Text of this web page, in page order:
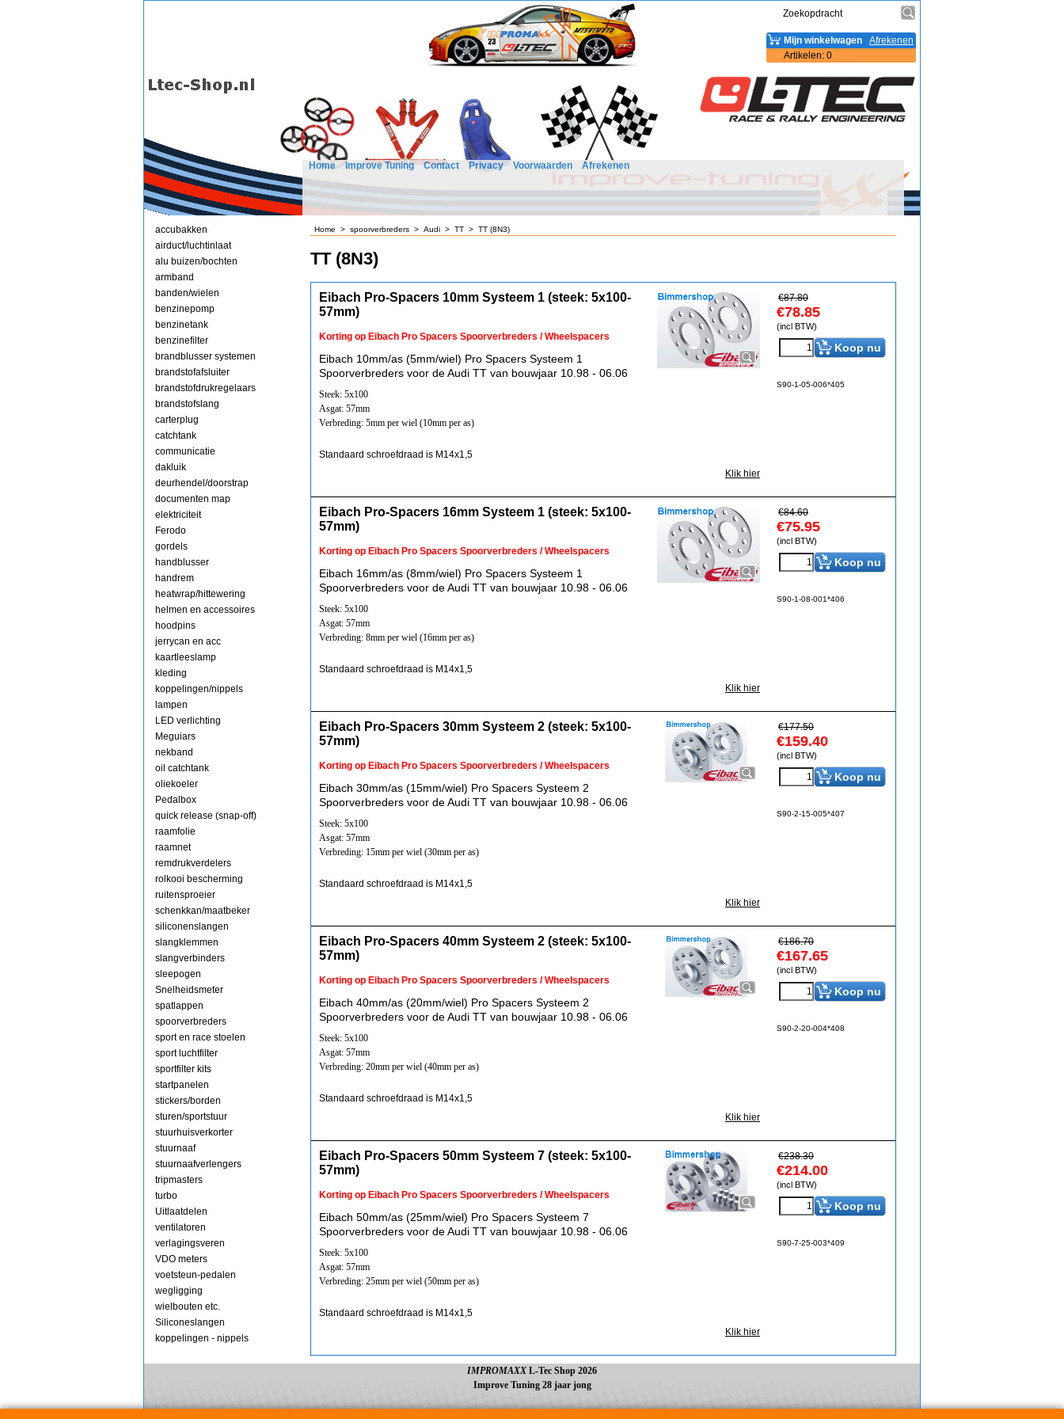
Afrekenen
Mijn winkelwagen
Artikelen: 0
Home Improve Tuning Contact Privacy Voorwaarden Afrekenen
accubakken
airduct/luchtinlaat
alu buizen/bochten
armband
banden/wielen
benzinepomp
benzinetank
benzinefilter
brandblusser systemen
brandstofafsluiter
brandstofdrukregelaars
brandstofslang
carterplug
catchtank
communicatie
dakluik
deurhendel/doorstrap
documenten map
elektriciteit
Ferodo
gordels
handblusser
handrem
heatwrap/hittewering
helmen en accessoires
hoodpins
jerrycan en acc
kaartleeslamp
kleding
koppelingen/nippels
lampen
LED verlichting
Meguiars
nekband
oil catchtank
oliekoeler
Pedalbox
quick release (snap-off)
raamfolie
raamnet
remdrukverdelers
rolkooi bescherming
ruitensproeier
schenkkan/maatbeker
siliconenslangen
slangklemmen
slangverbinders
sleepogen
Snelheidsmeter
spatlappen
spoorverbreders
sport en race stoelen
sport luchtfilter
sportfilter kits
startpanelen
stickers/borden
sturen/sportstuur
stuurhuisverkorter
stuurnaaf
stuurnaafverlengers
tripmasters
turbo
Uitlaatdelen
ventilatoren
verlagingsveren
VDO meters
voetsteun-pedalen
wegligging
wielbouten etc.
Siliconeslangen
koppelingen - nippels
Home > spoorverbreders > Audi > TT > TT (8N3)
TT (8N3)
€87.80
€78.85
(incl BTW)
Koop nu
S90-1-05-006*405
Eibach Pro-Spacers 10mm Systeem 1 (steek: 5x100-
57mm)
Korting op Eibach Pro Spacers Spoorverbreders / Wheelspacers
Eibach 10mm/as (5mm/wiel) Pro Spacers Systeem 1
Spoorverbreders voor de Audi TT van bouwjaar 10.98 - 06.06
Steek: 5x100
Asgat: 57mm
Verbreding: 5mm per wiel (10mm per as)
Standaard schroefdraad is M14x1,5
Klik hier
€84.60
€75.95
(incl BTW)
Koop nu
S90-1-08-001*406
Eibach Pro-Spacers 16mm Systeem 1 (steek: 5x100-
57mm)
Korting op Eibach Pro Spacers Spoorverbreders / Wheelspacers
Eibach 16mm/as (8mm/wiel) Pro Spacers Systeem 1
Spoorverbreders voor de Audi TT van bouwjaar 10.98 - 06.06
Steek: 5x100
Asgat: 57mm
Verbreding: 8mm per wiel (16mm per as)
Standaard schroefdraad is M14x1,5
Klik hier
€177.50
€159.40
(incl BTW)
Koop nu
S90-2-15-005*407
Eibach Pro-Spacers 30mm Systeem 2 (steek: 5x100-
57mm)
Korting op Eibach Pro Spacers Spoorverbreders / Wheelspacers
Eibach 30mm/as (15mm/wiel) Pro Spacers Systeem 2
Spoorverbreders voor de Audi TT van bouwjaar 10.98 - 06.06
Steek: 5x100
Asgat: 57mm
Verbreding: 15mm per wiel (30mm per as)
Standaard schroefdraad is M14x1,5
Klik hier
€186.70
€167.65
(incl BTW)
Koop nu
S90-2-20-004*408
Eibach Pro-Spacers 40mm Systeem 2 (steek: 5x100-
57mm)
Korting op Eibach Pro Spacers Spoorverbreders / Wheelspacers
Eibach 40mm/as (20mm/wiel) Pro Spacers Systeem 2
Spoorverbreders voor de Audi TT van bouwjaar 10.98 - 06.06
Steek: 5x100
Asgat: 57mm
Verbreding: 20mm per wiel (40mm per as)
Standaard schroefdraad is M14x1,5
Klik hier
€238.30
€214.00
(incl BTW)
Koop nu
S90-7-25-003*409
Eibach Pro-Spacers 50mm Systeem 7 (steek: 5x100-
57mm)
Korting op Eibach Pro Spacers Spoorverbreders / Wheelspacers
Eibach 50mm/as (25mm/wiel) Pro Spacers Systeem 7
Spoorverbreders voor de Audi TT van bouwjaar 10.98 - 06.06
Steek: 5x100
Asgat: 57mm
Verbreding: 25mm per wiel (50mm per as)
Standaard schroefdraad is M14x1,5
Klik hier
IMPROMAXX L-Tec Shop 2026
Improve Tuning 28 jaar jong